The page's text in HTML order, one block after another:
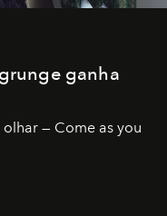
ganha
— Come as you